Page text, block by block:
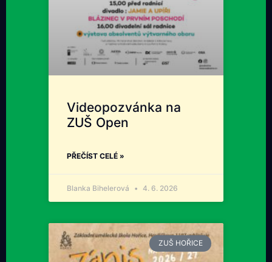
Videopozvánka na
ZUŠ Open
PŘEČÍST CELÉ »
Blanka Bihelerová 4. 6. 2026
ZUŠ HOŘICE